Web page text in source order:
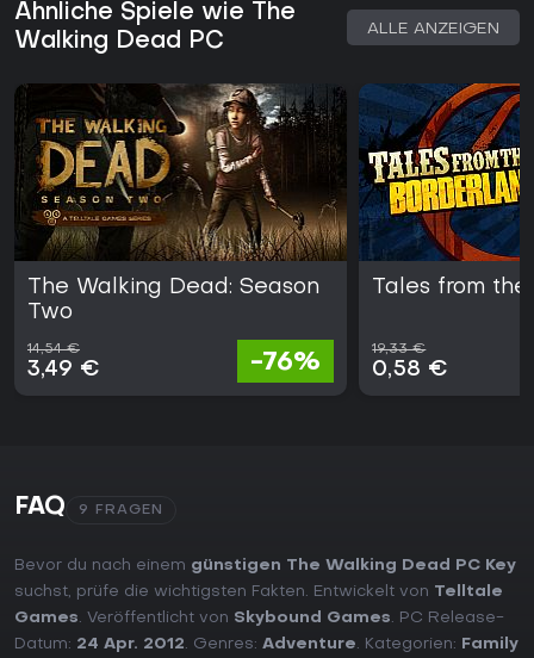
Ähnliche Spiele wie The
Walking Dead PC
ALLE ANZEIGEN
The Walking Dead: Season
Two
14,54 €
3,49 € -76%
Tales from
19,33 €
0,58 €
FAQ 9 FRAGEN
Bevor du nach einem günstigen The Walking Dead PC Key
suchst, prüfe die wichtigsten Fakten. Entwickelt von Telltale
Games. Veröffentlicht von Skybound Games. PC Release-
Datum: 24 Apr. 2012. Genres: Adventure. Kategorien: Family